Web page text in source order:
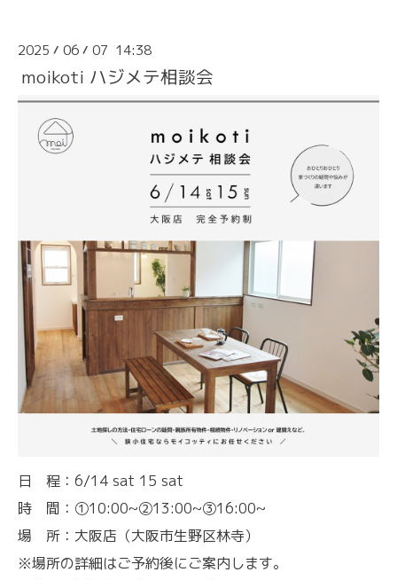
2025 / 06 / 07 14:38
moikoti ハジメテ相談会
日 程：6/14 sat 15 sat
時 間：①10:00~②13:00~③16:00~
場 所：大阪店（大阪市生野区林寺）
※場所の詳細はご予約後にご案内します。